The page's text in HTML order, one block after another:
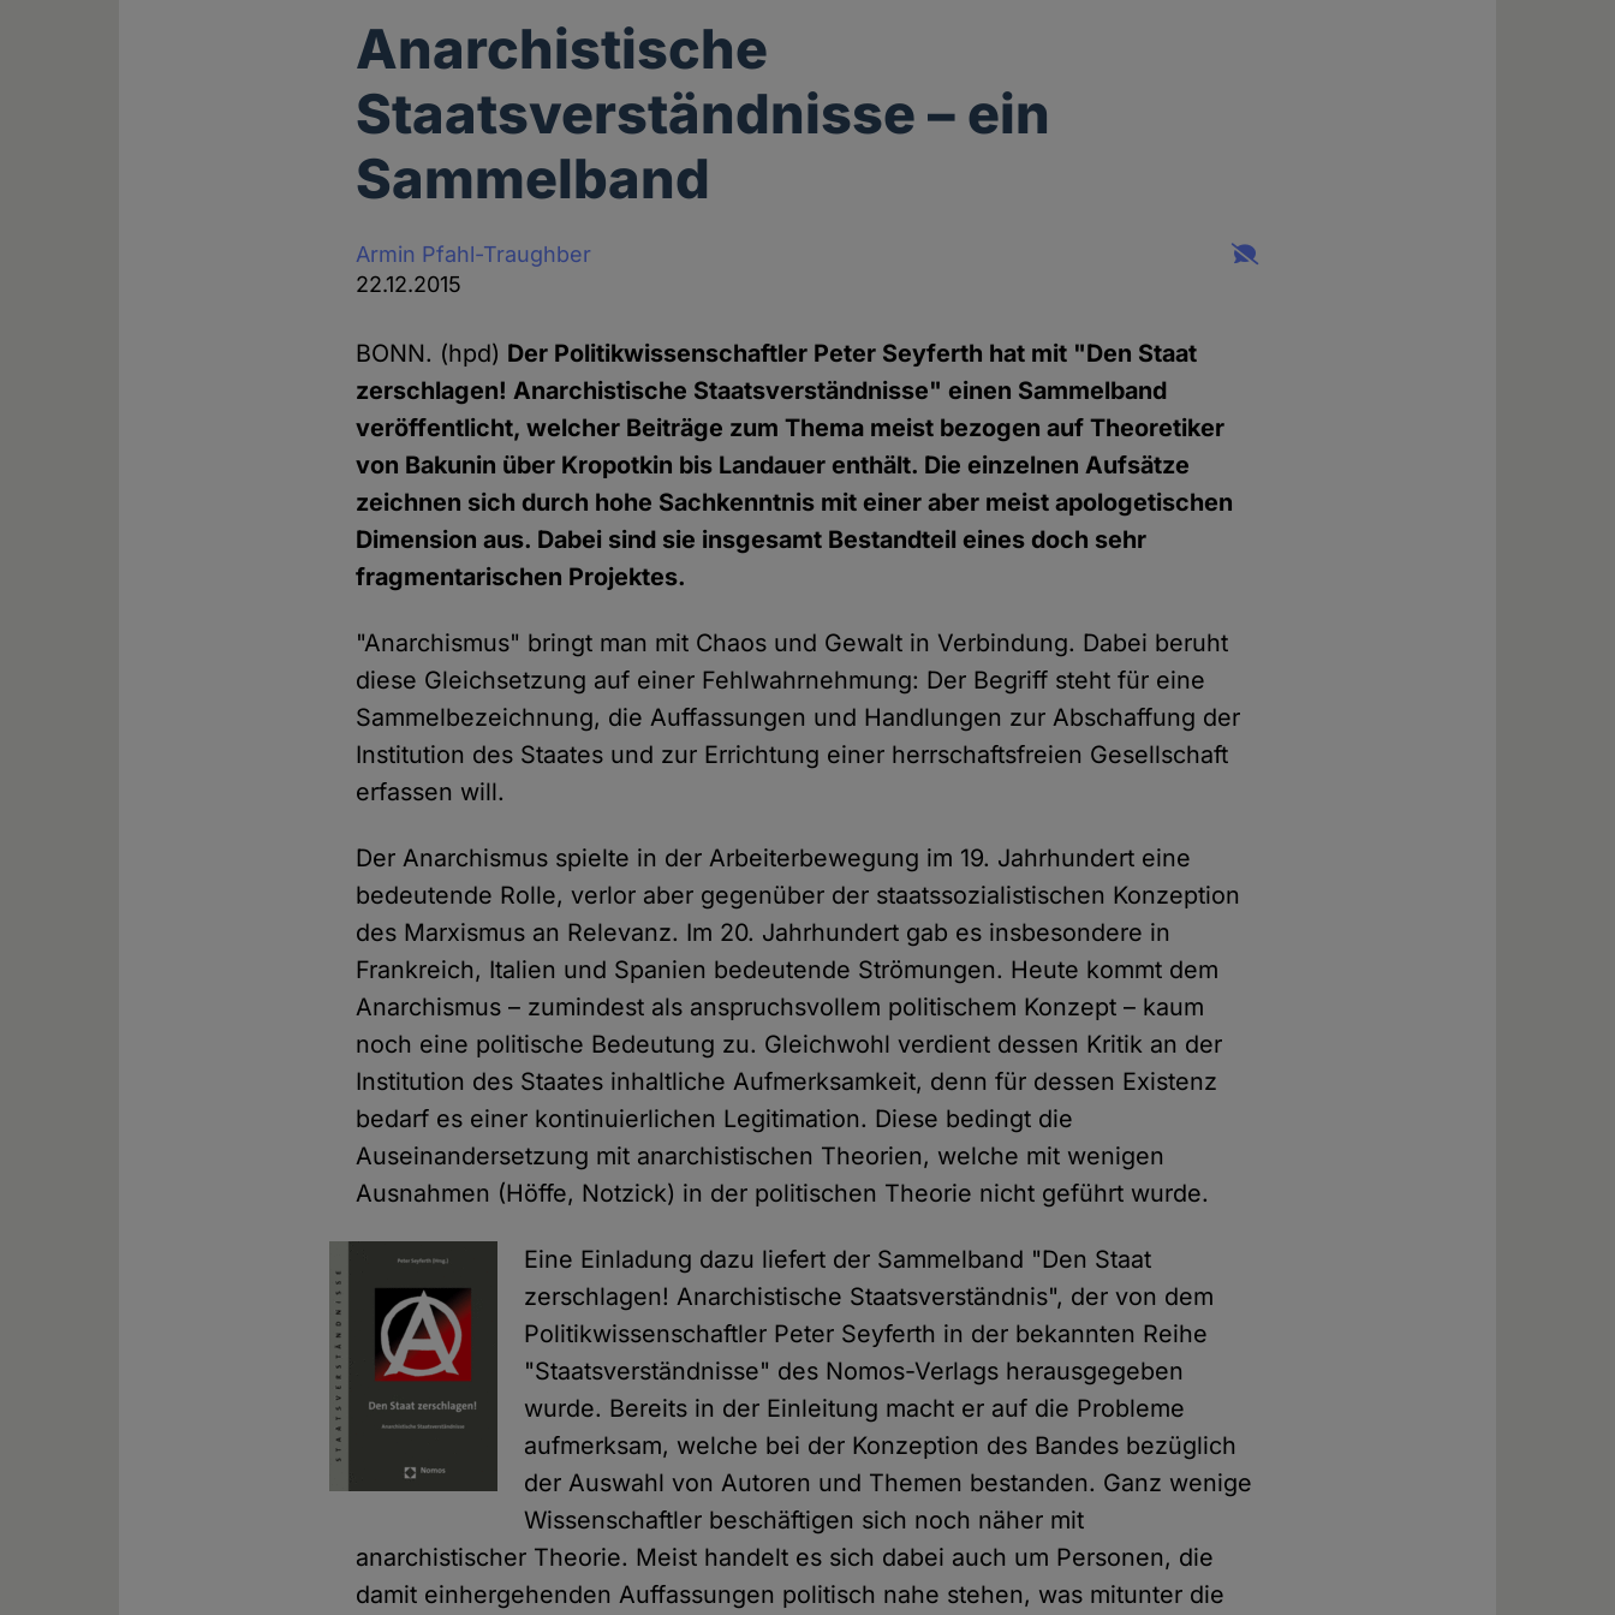
Anarchistische
Staatsverständnisse – ein
Sammelband
Armin Pfahl-Traughber
22.12.2015
BONN. (hpd) Der Politikwissenschaftler Peter Seyferth hat mit "Den Staat
zerschlagen! Anarchistische Staatsverständnisse" einen Sammelband
veröffentlicht, welcher Beiträge zum Thema meist bezogen auf Theoretiker
von Bakunin über Kropotkin bis Landauer enthält. Die einzelnen Aufsätze
zeichnen sich durch hohe Sachkenntnis mit einer aber meist apologetischen
Dimension aus. Dabei sind sie insgesamt Bestandteil eines doch sehr
fragmentarischen Projektes.
"Anarchismus" bringt man mit Chaos und Gewalt in Verbindung. Dabei beruht
diese Gleichsetzung auf einer Fehlwahrnehmung: Der Begriff steht für eine
Sammelbezeichnung, die Auffassungen und Handlungen zur Abschaffung der
Institution des Staates und zur Errichtung einer herrschaftsfreien Gesellschaft
erfassen will.
Der Anarchismus spielte in der Arbeiterbewegung im 19. Jahrhundert eine
bedeutende Rolle, verlor aber gegenüber der staatssozialistischen Konzeption
des Marxismus an Relevanz. Im 20. Jahrhundert gab es insbesondere in
Frankreich, Italien und Spanien bedeutende Strömungen. Heute kommt dem
Anarchismus – zumindest als anspruchsvollem politischem Konzept – kaum
noch eine politische Bedeutung zu. Gleichwohl verdient dessen Kritik an der
Institution des Staates inhaltliche Aufmerksamkeit, denn für dessen Existenz
bedarf es einer kontinuierlichen Legitimation. Diese bedingt die
Auseinandersetzung mit anarchistischen Theorien, welche mit wenigen
Ausnahmen (Höffe, Notzick) in der politischen Theorie nicht geführt wurde.
Eine Einladung dazu liefert der Sammelband "Den Staat
zerschlagen! Anarchistische Staatsverständnis", der von dem
Politikwissenschaftler Peter Seyferth in der bekannten Reihe
"Staatsverständnisse" des Nomos-Verlags herausgegeben
wurde. Bereits in der Einleitung macht er auf die Probleme
aufmerksam, welche bei der Konzeption des Bandes bezüglich
der Auswahl von Autoren und Themen bestanden. Ganz wenige
Wissenschaftler beschäftigen sich noch näher mit
anarchistischer Theorie. Meist handelt es sich dabei auch um Personen, die
damit einhergehenden Auffassungen politisch nahe stehen, was mitunter die